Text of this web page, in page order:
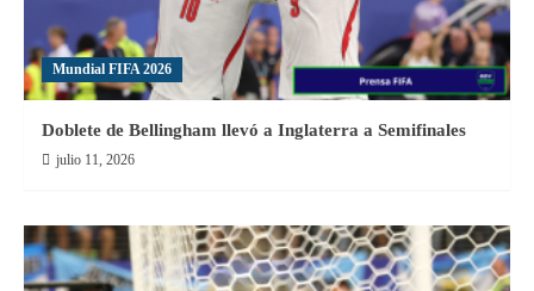
Mundial FIFA 2026
Doblete de Bellingham llevó a Inglaterra a Semifinales
julio 11, 2026